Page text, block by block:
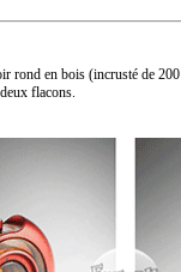
rond en bois (incrusté de
flacons.